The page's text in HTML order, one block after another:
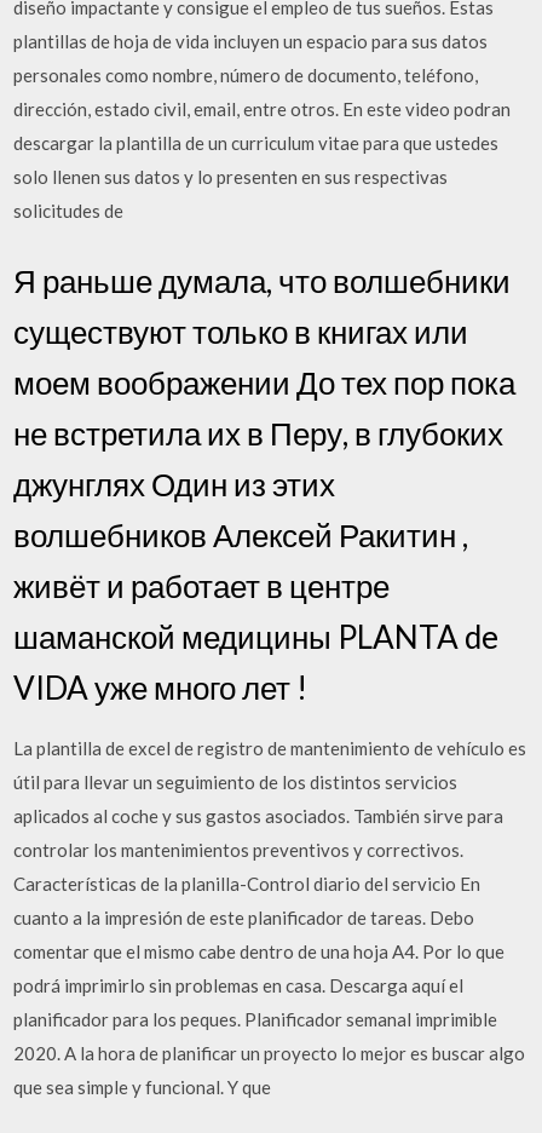
diseño impactante y consigue el empleo de tus sueños. Estas
plantillas de hoja de vida incluyen un espacio para sus datos
personales como nombre, número de documento, teléfono,
dirección, estado civil, email, entre otros. En este video podran
descargar la plantilla de un curriculum vitae para que ustedes
solo llenen sus datos y lo presenten en sus respectivas
solicitudes de
Я раньше думала, что волшебники
существуют только в книгах или
моем воображении До тех пор пока
не встретила их в Перу, в глубоких
джунглях Один из этих
волшебников Алексей Ракитин ,
живёт и работает в центре
шаманской медицины PLANTA de
VIDA уже много лет !
La plantilla de excel de registro de mantenimiento de vehículo es
útil para llevar un seguimiento de los distintos servicios
aplicados al coche y sus gastos asociados. También sirve para
controlar los mantenimientos preventivos y correctivos.
Características de la planilla-Control diario del servicio En
cuanto a la impresión de este planificador de tareas. Debo
comentar que el mismo cabe dentro de una hoja A4. Por lo que
podrá imprimirlo sin problemas en casa. Descarga aquí el
planificador para los peques. Planificador semanal imprimible
2020. A la hora de planificar un proyecto lo mejor es buscar algo
que sea simple y funcional. Y que